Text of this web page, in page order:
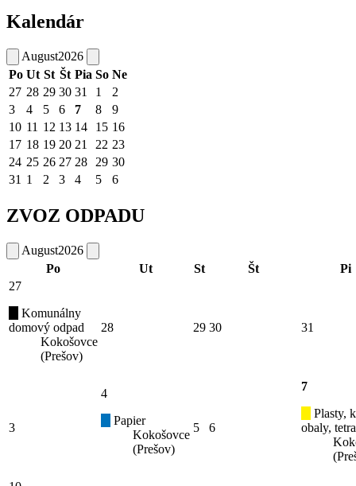
Kalendár
August2026
Po Ut St Št Pia So Ne
27 28 29 30 31 1
2
3
4 5 6 7 8
9
10 11 12 13 14 15 16
17 18 19 20 21 22 23
24 25 26 27 28 29 30
31 1 2 3 4 5 6
ZVOZ ODPADU
August2026
Po
Ut St Št
Pi
27
Komunálny
domový odpad
Kokošovce
(Prešov)
28 29 30 31
3
4
Papier
Kokošovce
(Prešov)
5 6
7
Plasty,
obaly,